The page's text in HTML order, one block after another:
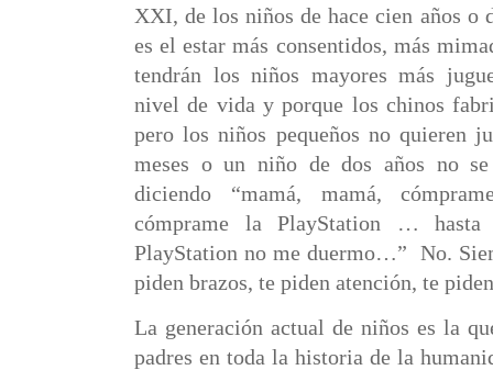
XXI, de los niños de hace cien años o
es el estar más consentidos, más
tendrán los niños mayores más
nivel de vida y porque los chinos
pero los niños pequeños no quieren
meses o un niño de dos años no
diciendo “mamá, mamá,
cómprame la PlayStation …
PlayStation no me duermo…”
No.
piden brazos, te piden atención, te
La generación actual de niños es la
padres en toda la historia de la